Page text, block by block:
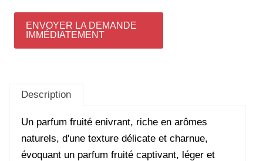
ENVOYER LA DEMANDE
IMMÉDIATEMENT
Description
Un parfum fruité enivrant, riche en arômes
naturels, d'une texture délicate et charnue,
évoquant un parfum fruité captivant, léger et